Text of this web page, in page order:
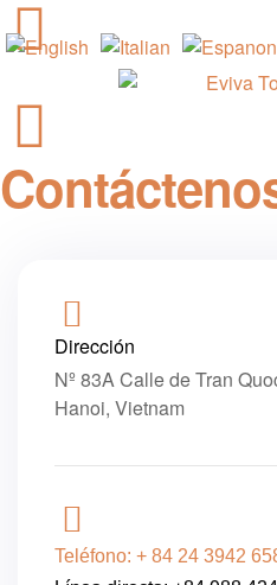
Dirección
Nº 83A Calle de Tran
Hanoi, Vietnam
Teléfono: + 84 24 3942